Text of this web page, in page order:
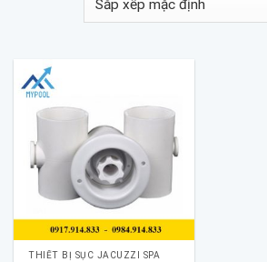
THIẾT BỊ SỤC JACUZZI SPA